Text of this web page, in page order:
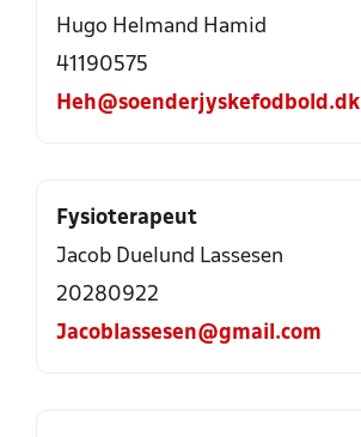
Hugo Helmand Hamid
41190575
Heh@soenderjyskefodbold.dk
Fysioterapeut
Jacob Duelund Lassesen
20280922
Jacoblassesen@gmail.com